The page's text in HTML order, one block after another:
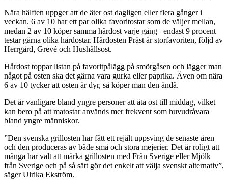
Nära hälften uppger att de äter ost dagligen eller flera gånger i
veckan. 6 av 10 har ett par olika favoritostar som de väljer mellan,
medan 2 av 10 köper samma hårdost varje gång –endast 9 procent
testar gärna olika hårdostar. Hårdosten Präst är storfavoriten, följd av
Herrgård, Grevé och Hushållsost.
Hårdost toppar listan på favoritpålägg på smörgåsen och lägger man
något på osten ska det gärna vara gurka eller paprika. Även om nära
6 av 10 tycker att osten är dyr, så köper man den ändå.
Det är vanligare bland yngre personer att äta ost till middag, vilket
kan bero på att matostar används mer frekvent som huvudråvara
bland yngre människor.
”Den svenska grillosten har fått ett rejält uppsving de senaste åren
och den produceras av både små och stora mejerier. Det är roligt att
många har valt att märka grillosten med Från Sverige eller Mjölk
från Sverige och på så sätt gör det enkelt att välja svenskt alternativ”,
säger Ulrika Ekström.